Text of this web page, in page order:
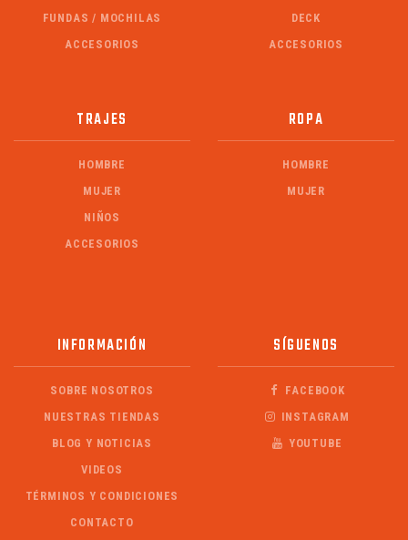
FUNDAS / MOCHILAS
ACCESORIOS
DECK
ACCESORIOS
TRAJES
HOMBRE
MUJER
NIÑOS
ACCESORIOS
ROPA
HOMBRE
MUJER
INFORMACIÓN
SOBRE NOSOTROS
NUESTRAS TIENDAS
BLOG Y NOTICIAS
VIDEOS
TÉRMINOS Y CONDICIONES
CONTACTO
SÍGUENOS
FACEBOOK
INSTAGRAM
YOUTUBE